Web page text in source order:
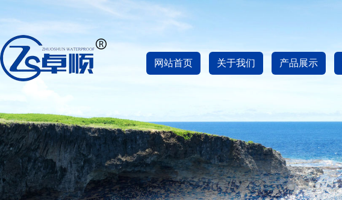
网站首页 关于我们 产品展示